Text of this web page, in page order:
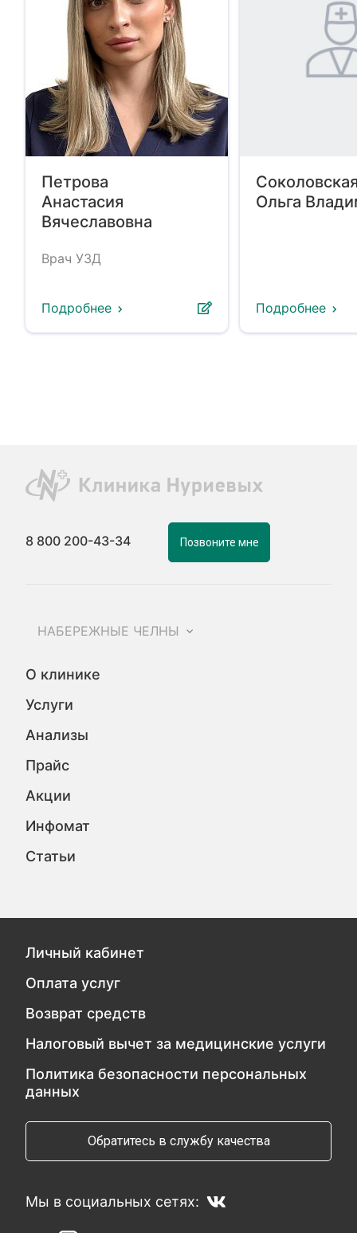
Петрова
Анастасия
Вячеславовна
Врач УЗД
Подробнее
Ольга
Подробнее
8 800 200-43-34 Позвоните мне
НАБЕРЕЖНЫЕ ЧЕЛНЫ
О клинике
Услуги
Анализы
Прайс
Акции
Инфомат
Статьи
Личный кабинет
Оплата услуг
Возврат средств
Налоговый вычет за медицинские услуги
Политика безопасности персональных
данных
Обратитесь в службу качества
Мы в социальных сетях: